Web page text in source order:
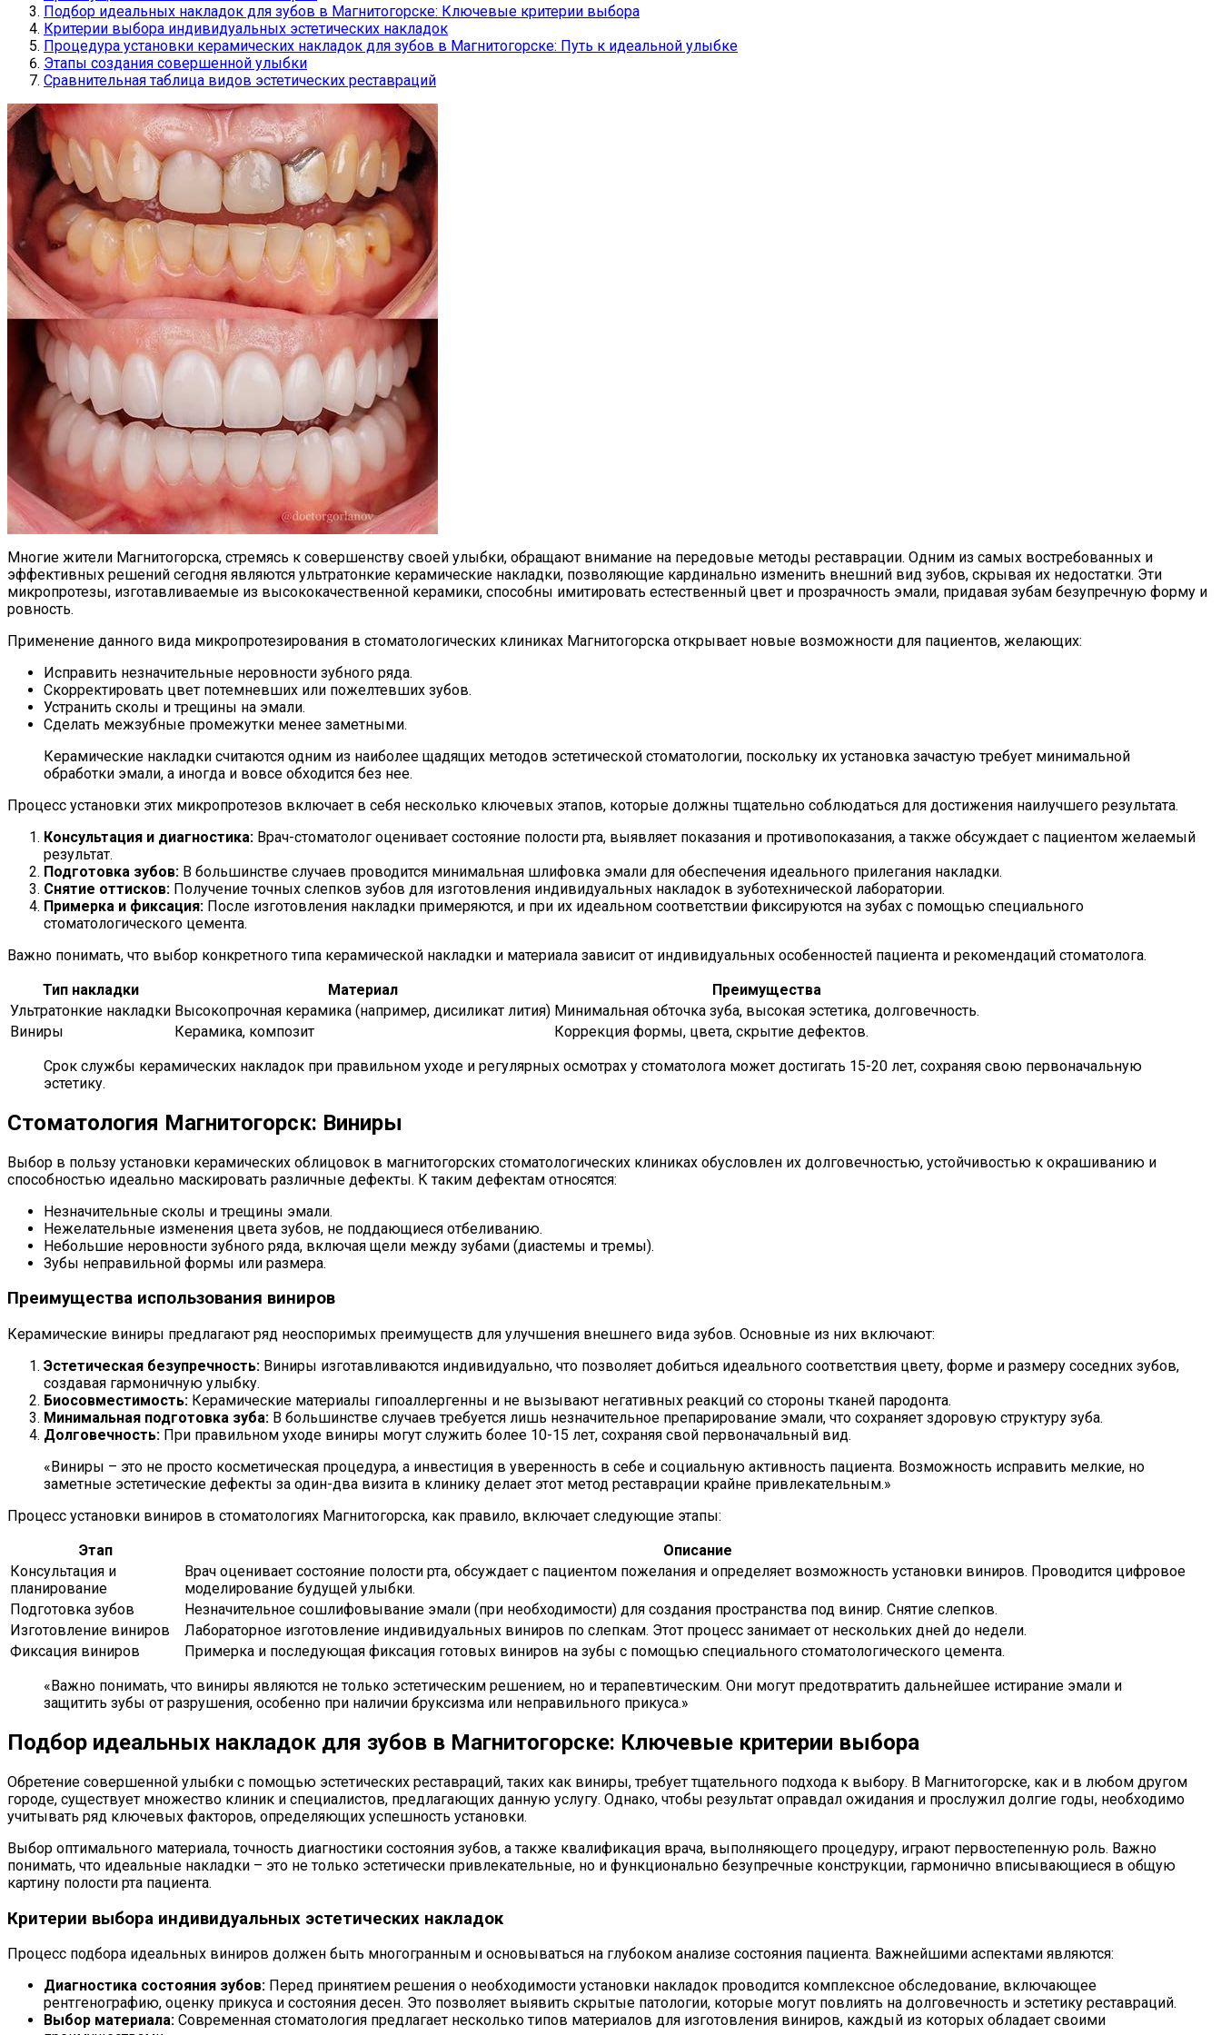
Подбор идеальных накладок для зубов в Магнитогорске: Ключевые критерии выбора
Критерии выбора индивидуальных эстетических накладок
Процедура установки керамических накладок для зубов в Магнитогорске: Путь к идеальной улыбке
Этапы создания совершенной улыбки
Сравнительная таблица видов эстетических реставраций
Многие жители Магнитогорска, стремясь к совершенству своей улыбки, обращают внимание на передовые методы реставрации. Одним из самых востребованных и
эффективных решений сегодня являются ультратонкие керамические накладки, позволяющие кардинально изменить внешний вид зубов, скрывая их недостатки. Эти
микропротезы, изготавливаемые из высококачественной керамики, способны имитировать естественный цвет и прозрачность эмали, придавая зубам безупречную форму и
ровность.
Применение данного вида микропротезирования в стоматологических клиниках Магнитогорска открывает новые возможности для пациентов, желающих:
Исправить незначительные неровности зубного ряда.
Скорректировать цвет потемневших или пожелтевших зубов.
Устранить сколы и трещины на эмали.
Сделать межзубные промежутки менее заметными.
Керамические накладки считаются одним из наиболее щадящих методов эстетической стоматологии, поскольку их установка зачастую требует минимальной
обработки эмали, а иногда и вовсе обходится без нее.
Процесс установки этих микропротезов включает в себя несколько ключевых этапов, которые должны тщательно соблюдаться для достижения наилучшего результата.
Консультация и диагностика: Врач-стоматолог оценивает состояние полости рта, выявляет показания и противопоказания, а также обсуждает с пациентом желаемый
результат.
Подготовка зубов: В большинстве случаев проводится минимальная шлифовка эмали для обеспечения идеального прилегания накладки.
Снятие оттисков: Получение точных слепков зубов для изготовления индивидуальных накладок в зуботехнической лаборатории.
Примерка и фиксация: После изготовления накладки примеряются, и при их идеальном соответствии фиксируются на зубах с помощью специального
стоматологического цемента.
Важно понимать, что выбор конкретного типа керамической накладки и материала зависит от индивидуальных особенностей пациента и рекомендаций стоматолога.
Тип накладки
Материал
Преимущества
Ультратонкие накладки Высокопрочная керамика (например, дисиликат лития) Минимальная обточка зуба, высокая эстетика, долговечность.
Виниры
Керамика, композит
Коррекция формы, цвета, скрытие дефектов.
Срок службы керамических накладок при правильном уходе и регулярных осмотрах у стоматолога может достигать 15-20 лет, сохраняя свою первоначальную
эстетику.
Стоматология Магнитогорск: Виниры
Выбор в пользу установки керамических облицовок в магнитогорских стоматологических клиниках обусловлен их долговечностью, устойчивостью к окрашиванию и
способностью идеально маскировать различные дефекты. К таким дефектам относятся:
Незначительные сколы и трещины эмали.
Нежелательные изменения цвета зубов, не поддающиеся отбеливанию.
Небольшие неровности зубного ряда, включая щели между зубами (диастемы и тремы).
Зубы неправильной формы или размера.
Преимущества использования виниров
Керамические виниры предлагают ряд неоспоримых преимуществ для улучшения внешнего вида зубов. Основные из них включают:
Эстетическая безупречность: Виниры изготавливаются индивидуально, что позволяет добиться идеального соответствия цвету, форме и размеру соседних зубов,
создавая гармоничную улыбку.
Биосовместимость: Керамические материалы гипоаллергенны и не вызывают негативных реакций со стороны тканей пародонта.
Минимальная подготовка зуба: В большинстве случаев требуется лишь незначительное препарирование эмали, что сохраняет здоровую структуру зуба.
Долговечность: При правильном уходе виниры могут служить более 10-15 лет, сохраняя свой первоначальный вид.
«Виниры – это не просто косметическая процедура, а инвестиция в уверенность в себе и социальную активность пациента. Возможность исправить мелкие, но
заметные эстетические дефекты за один-два визита в клинику делает этот метод реставрации крайне привлекательным.»
Процесс установки виниров в стоматологиях Магнитогорска, как правило, включает следующие этапы:
Этап
Описание
Консультация и
планирование
Врач оценивает состояние полости рта, обсуждает с пациентом пожелания и определяет возможность установки виниров. Проводится цифровое
моделирование будущей улыбки.
Подготовка зубов
Незначительное сошлифовывание эмали (при необходимости) для создания пространства под винир. Снятие слепков.
Изготовление виниров
Лабораторное изготовление индивидуальных виниров по слепкам. Этот процесс занимает от нескольких дней до недели.
Фиксация виниров
Примерка и последующая фиксация готовых виниров на зубы с помощью специального стоматологического цемента.
«Важно понимать, что виниры являются не только эстетическим решением, но и терапевтическим. Они могут предотвратить дальнейшее истирание эмали и
защитить зубы от разрушения, особенно при наличии бруксизма или неправильного прикуса.»
Подбор идеальных накладок для зубов в Магнитогорске: Ключевые критерии выбора
Обретение совершенной улыбки с помощью эстетических реставраций, таких как виниры, требует тщательного подхода к выбору. В Магнитогорске, как и в любом другом
городе, существует множество клиник и специалистов, предлагающих данную услугу. Однако, чтобы результат оправдал ожидания и прослужил долгие годы, необходимо
учитывать ряд ключевых факторов, определяющих успешность установки.
Выбор оптимального материала, точность диагностики состояния зубов, а также квалификация врача, выполняющего процедуру, играют первостепенную роль. Важно
понимать, что идеальные накладки – это не только эстетически привлекательные, но и функционально безупречные конструкции, гармонично вписывающиеся в общую
картину полости рта пациента.
Критерии выбора индивидуальных эстетических накладок
Процесс подбора идеальных виниров должен быть многогранным и основываться на глубоком анализе состояния пациента. Важнейшими аспектами являются:
Диагностика состояния зубов: Перед принятием решения о необходимости установки накладок проводится комплексное обследование, включающее
рентгенографию, оценку прикуса и состояния десен. Это позволяет выявить скрытые патологии, которые могут повлиять на долговечность и эстетику реставраций.
Выбор материала: Современная стоматология предлагает несколько типов материалов для изготовления виниров, каждый из которых обладает своими